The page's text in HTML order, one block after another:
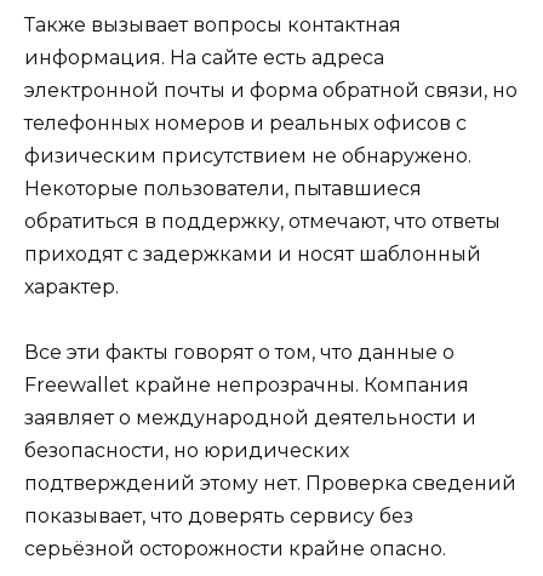
Также вызывает вопросы контактная
информация. На сайте есть адреса
электронной почты и форма обратной связи, но
телефонных номеров и реальных офисов с
физическим присутствием не обнаружено.
Некоторые пользователи, пытавшиеся
обратиться в поддержку, отмечают, что ответы
приходят с задержками и носят шаблонный
характер.
Все эти факты говорят о том, что данные о
Freewallet крайне непрозрачны. Компания
заявляет о международной деятельности и
безопасности, но юридических
подтверждений этому нет. Проверка сведений
показывает, что доверять сервису без
серьёзной осторожности крайне опасно.